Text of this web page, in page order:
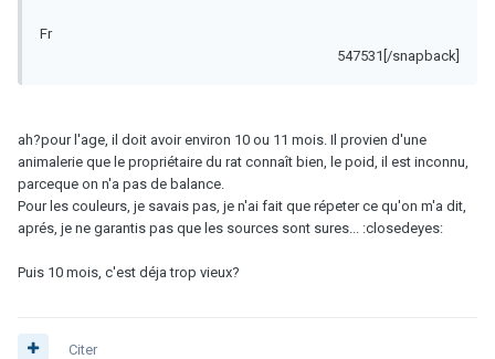
Fr
547531[/snapback]
ah?pour l'age, il doit avoir environ 10 ou 11 mois. Il provien d'une
animalerie que le propriétaire du rat connaît bien, le poid, il est inconnu,
parceque on n'a pas de balance.
Pour les couleurs, je savais pas, je n'ai fait que répeter ce qu'on m'a dit,
aprés, je ne garantis pas que les sources sont sures... :closedeyes:
Puis 10 mois, c'est déja trop vieux?
Citer